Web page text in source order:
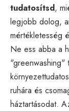
tudatosítsd,
legjobb dolog,
mértékletesség
Ne ess abba a
"greenwashing"
ruhára és
háztartásodat.